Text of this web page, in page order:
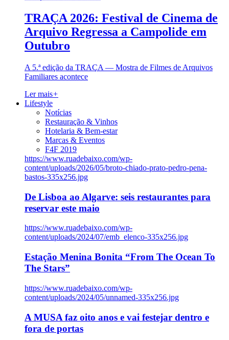
TRAÇA 2026: Festival de Cinema de
Arquivo Regressa a Campolide em
Outubro
A 5.ª edição da TRAÇA — Mostra de Filmes de Arquivos
Familiares acontece
Ler mais+
Lifestyle
Notícias
Restauração & Vinhos
Hotelaria & Bem-estar
Marcas & Eventos
F4F 2019
https://www.ruadebaixo.com/wp-
content/uploads/2026/05/broto-chiado-prato-pedro-pena-
bastos-335x256.jpg
De Lisboa ao Algarve: seis restaurantes para
reservar este maio
https://www.ruadebaixo.com/wp-
content/uploads/2024/07/emb_elenco-335x256.jpg
Estação Menina Bonita “From The Ocean To
The Stars”
https://www.ruadebaixo.com/wp-
content/uploads/2024/05/unnamed-335x256.jpg
A MUSA faz oito anos e vai festejar dentro e
fora de portas